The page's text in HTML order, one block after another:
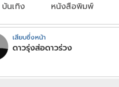
บันเทิง หนังสือพิมพ์
เสียบซึ่งหน้า
ดาวรุ่งส่อดาวร่วง